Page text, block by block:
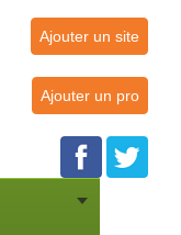
Ajouter un site
Ajouter un pro